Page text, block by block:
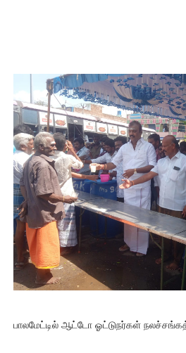
பாலமேட்டில் ஆட்டோ ஓட்டுநர்கள்